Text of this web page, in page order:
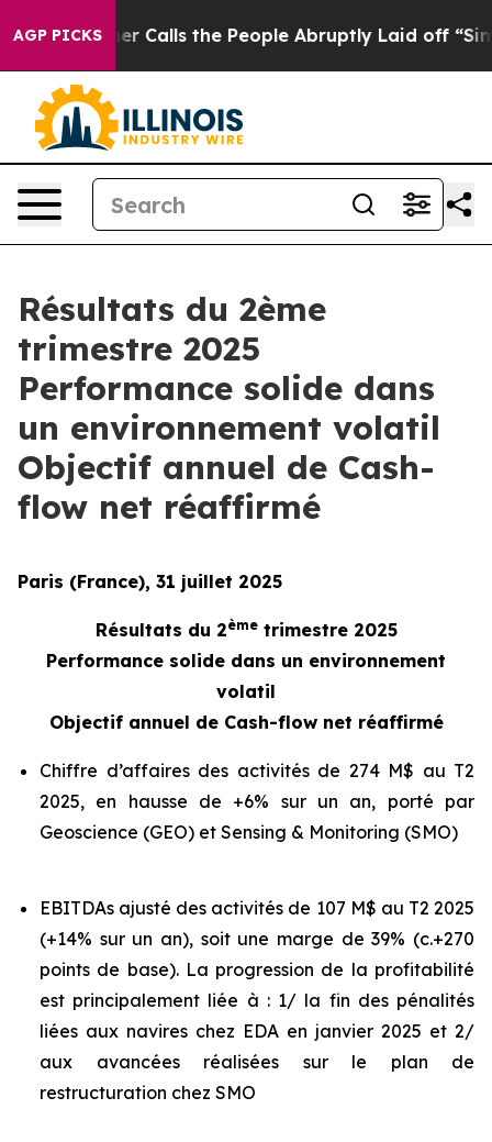
AGP PICKSthe People Abruptly Laid off “Simply a Math
Résultats du 2ème
trimestre 2025
Performance solide dans
un environnement volatil
Objectif annuel de Cash-
flow net réaffirmé
Paris (France), 31 juillet 2025
Résultats du 2èmetrimestre 2025
Performance solide dans un environnement
volatil
Objectif annuel de Cash-flow net réaffirmé
Chiffre d’affaires des activités de 274 M$ au T2
2025, en hausse de +6% sur un an, porté par
Geoscience (GEO) et Sensing & Monitoring (SMO)
EBITDAs ajusté des activités de 107 M$ au T2 2025
(+14% sur un an), soit une marge de 39% (c.+270
points de base). La progression de la profitabilité
est principalement liée à : 1/ la fin des pénalités
liées aux navires chez EDA en janvier 2025 et 2/
aux avancées réalisées sur le plan de
restructuration chez SMO